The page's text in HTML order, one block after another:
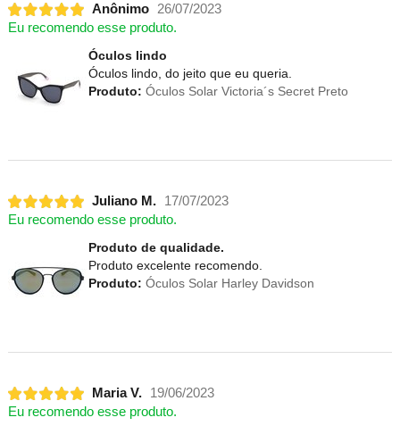
Anônimo
26/07/2023
Eu recomendo esse produto.
Óculos lindo
Óculos lindo, do jeito que eu queria.
Produto: Óculos Solar Victoria´s Secret Preto
Juliano M.
17/07/2023
Eu recomendo esse produto.
Produto de qualidade.
Produto excelente recomendo.
Produto: Óculos Solar Harley Davidson
Maria V.
19/06/2023
Eu recomendo esse produto.